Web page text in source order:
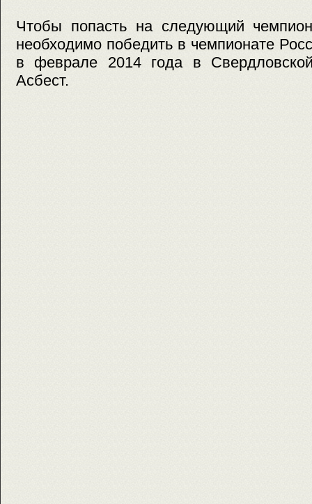
Чтобы попасть на следующий
необходимо победить в чемпионате
в феврале 2014 года в
Асбест.